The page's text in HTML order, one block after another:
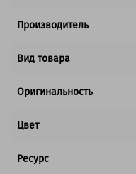
Производитель
Вид товара
Оригинальность
Цвет
Ресурс